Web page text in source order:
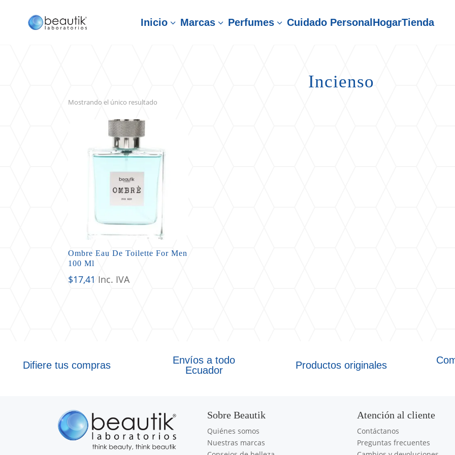
Inicio3 Marcas3 Perfumes3 Cuidado PersonalHogarTienda
Incienso
Mostrando el único resultado
Ombre Eau De Toilette For Men
100 Ml
$17,41 Inc. IVA
Difiere tus compras
Envíos a todo
Ecuador
Productos originales
Sobre Beautik
Quiénes somos
Nuestras marcas
Atención al cliente
Contáctanos
Preguntas frecuentes